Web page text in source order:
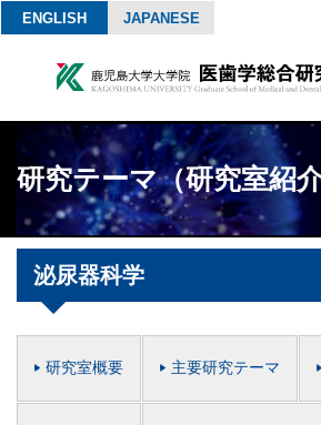
ENGLISH JAPANESE
研究テーマ（研究室紹
泌尿器科学
研究室概要 主要研究テーマ